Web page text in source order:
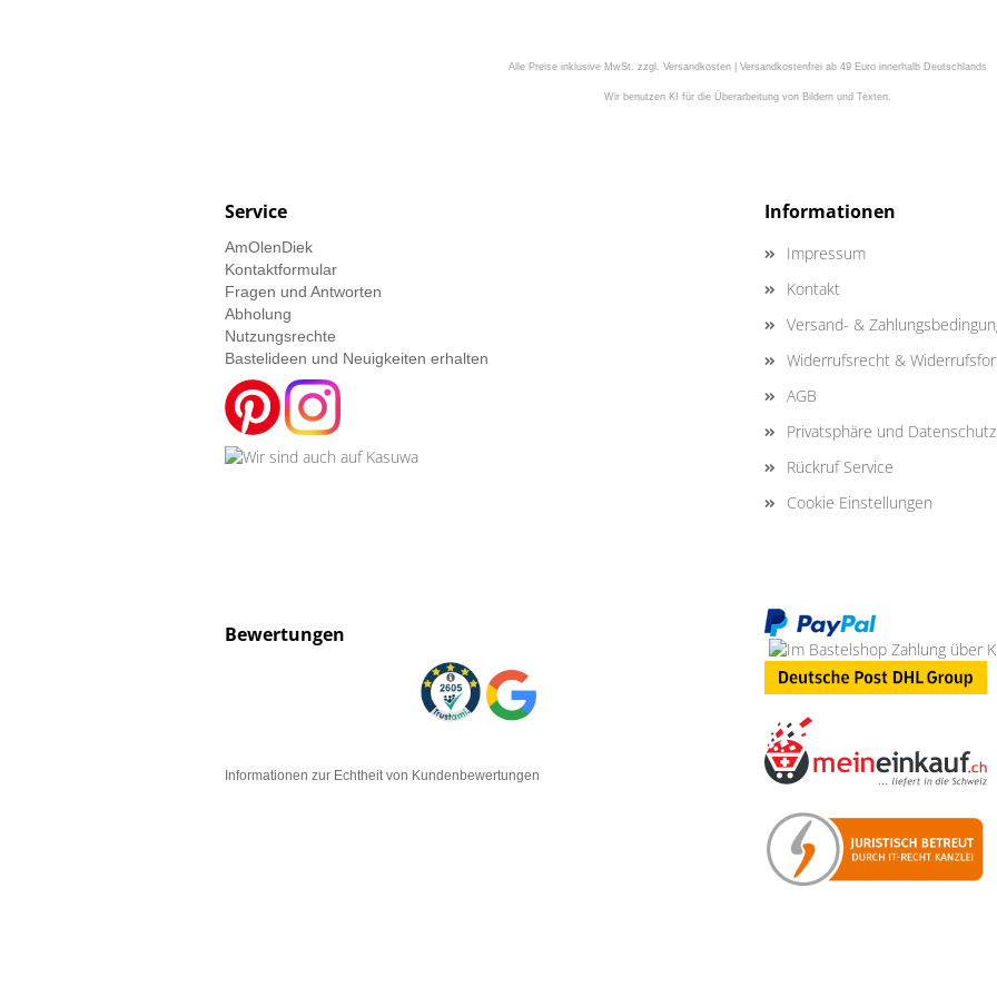
Alle Preise inklusive MwSt. zzgl. Versandkosten | Versandkostenfrei ab 49 Euro innerhalb Deutschlands
Wir benutzen KI für die Überarbeitung von Bildern und Texten.
Service
AmOlenDiek
Kontaktformular
Fragen und Antworten
Abholung
Nutzungsrechte
Bastelideen und Neuigkeiten erhalten
Informationen
Impressum
Kontakt
Versand- &
Widerrufsrecht &
AGB
Privatsphäre und Datenschutz
Rückruf Service
Cookie Einstellungen
Bewertungen
Informationen zur Echtheit von Kundenbewertungen